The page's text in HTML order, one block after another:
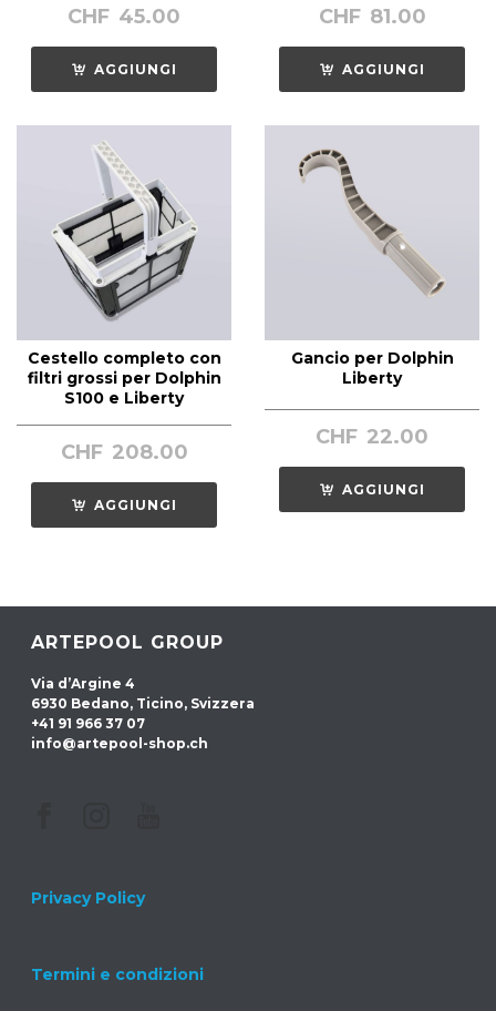
CHF 45.00
AGGIUNGI
CHF 81.00
AGGIUNGI
Cestello completo con
filtri grossi per Dolphin
S100 e Liberty
CHF 208.00
AGGIUNGI
Gancio per Dolphin
Liberty
CHF 22.00
AGGIUNGI
ARTEPOOL GROUP
Via d’Argine 4
6930 Bedano, Ticino, Svizzera
+41 91 966 37 07
info@artepool-shop.ch
Privacy Policy
Termini e condizioni